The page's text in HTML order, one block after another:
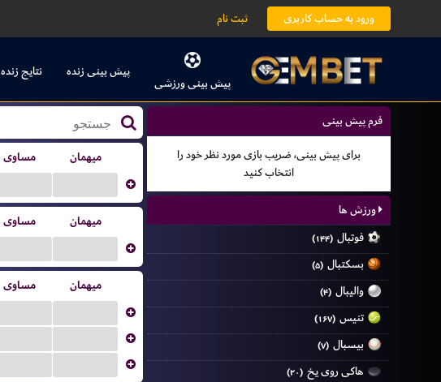
ورود به حساب کاربری ثبت نام
پیش بینی ورزشی
پیش بینی زنده نتایج زنده
فرم پیش بینی
برای پیش بینی، ضریب بازی مورد نظر خود را
انتخاب کنید
ورزش ها
فوتبال (۱۴۴)
بسکتبال (۵)
والیبال (۴)
تنیس (۱۶۷)
بیسبال (۷)
هاکی روی یخ (۲۰)
مساوی میهمان
مساوی میهمان
مساوی میهمان